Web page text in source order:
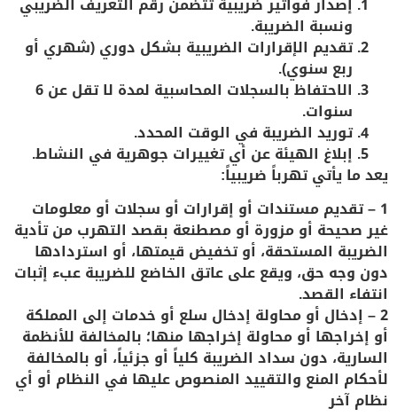
ونسبة الضريبة.
تقديم الإقرارات الضريبية بشكل دوري (شهري أو
ربع سنوي).
الاحتفاظ بالسجلات المحاسبية لمدة لا تقل عن 6
سنوات.
توريد الضريبة في الوقت المحدد.
إبلاغ الهيئةعن أي تغييرات جوهرية في النشاط.
يعد ما يأتي تهرباً ضريبياً:
1 – تقديم مستندات أو إقرارات أو سجلات أو معلومات
غير صحيحة أو مزورة أو مصطنعة بقصد التهرب من تأدية
الضريبة المستحقة، أو تخفيض قيمتها، أو استردادها
دون وجه حق، ويقع على عاتق الخاضع للضريبة عبء إثبات
انتفاء القصد.
2 – إدخال أو محاولة إدخال سلع أو خدمات إلى المملكة
أو إخراجها أو محاولة إخراجها منها؛ بالمخالفة للأنظمة
السارية، دون سداد الضريبة كلياً أو جزئياً، أو بالمخالفة
لأحكام المنع والتقييد المنصوص عليها في النظام أو أي
نظام آخر